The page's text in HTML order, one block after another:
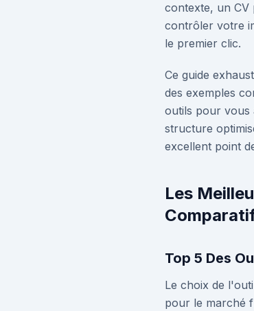
contexte, un CV
contrôler votre
le premier clic.
Ce guide
des exemples
outils pour vous
structure
excellent point
Les
Top 5 Des
Le choix de
pour le marché